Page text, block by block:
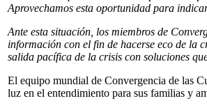
Aprovechamos esta oportunidad para
Ante esta situación, los miembros de
información con el fin de hacerse eco de la
salida pacífica de la crisis con soluciones
El equipo mundial de Convergencia de las
luz en el entendimiento para sus familias y